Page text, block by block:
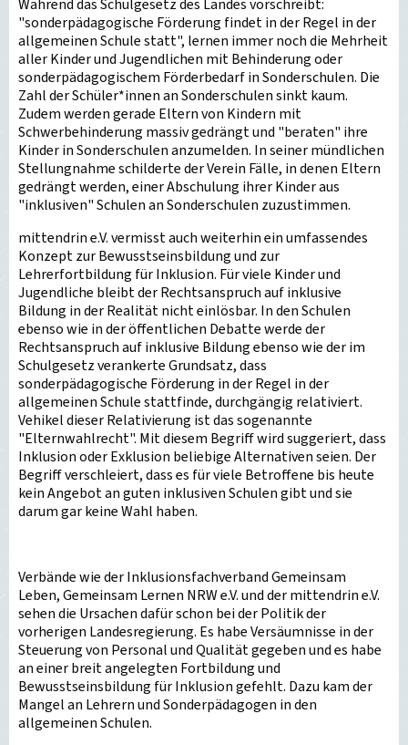
Während das Schulgesetz des Landes vorschreibt:
"sonderpädagogische Förderung findet in der Regel in der
allgemeinen Schule statt", lernen immer noch die Mehrheit
aller Kinder und Jugendlichen mit Behinderung oder
sonderpädagogischem Förderbedarf in Sonderschulen. Die
Zahl der Schüler*innen an Sonderschulen sinkt kaum.
Zudem werden gerade Eltern von Kindern mit
Schwerbehinderung massiv gedrängt und "beraten" ihre
Kinder in Sonderschulen anzumelden. In seiner mündlichen
Stellungnahme schilderte der Verein Fälle, in denen Eltern
gedrängt werden, einer Abschulung ihrer Kinder aus
"inklusiven" Schulen an Sonderschulen zuzustimmen.
mittendrin e.V. vermisst auch weiterhin ein umfassendes
Konzept zur Bewusstseinsbildung und zur
Lehrerfortbildung für Inklusion. Für viele Kinder und
Jugendliche bleibt der Rechtsanspruch auf inklusive
Bildung in der Realität nicht einlösbar. In den Schulen
ebenso wie in der öffentlichen Debatte werde der
Rechtsanspruch auf inklusive Bildung ebenso wie der im
Schulgesetz verankerte Grundsatz, dass
sonderpädagogische Förderung in der Regel in der
allgemeinen Schule stattfinde, durchgängig relativiert.
Vehikel dieser Relativierung ist das sogenannte
"Elternwahlrecht". Mit diesem Begriff wird suggeriert, dass
Inklusion oder Exklusion beliebige Alternativen seien. Der
Begriff verschleiert, dass es für viele Betroffene bis heute
kein Angebot an guten inklusiven Schulen gibt und sie
darum gar keine Wahl haben.
Verbände wie der Inklusionsfachverband Gemeinsam
Leben, Gemeinsam Lernen NRW e.V. und der mittendrin e.V.
sehen die Ursachen dafür schon bei der Politik der
vorherigen Landesregierung. Es habe Versäumnisse in der
Steuerung von Personal und Qualität gegeben und es habe
an einer breit angelegten Fortbildung und
Bewusstseinsbildung für Inklusion gefehlt. Dazu kam der
Mangel an Lehrern und Sonderpädagogen in den
allgemeinen Schulen.